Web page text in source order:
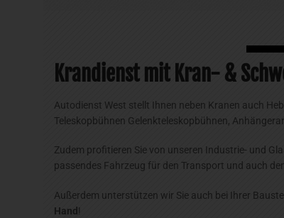
Krandienst mit Kran- &
Autodienst West stellt Ihnen neben Kranen auch
Teleskopbühnen Gelenkteleskopbühnen,
Zudem profitieren Sie von unseren Industrie- und
passendes Fahrzeug für den Transport und auch
Außerdem unterstützen wir Sie auch bei Ihrer
Hand !